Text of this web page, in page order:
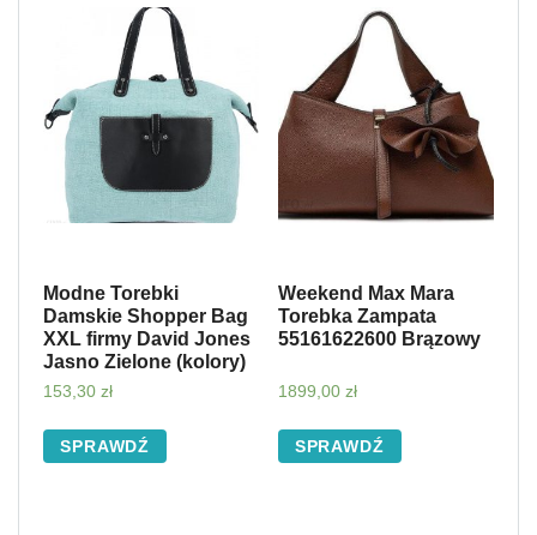
Modne Torebki
Damskie Shopper Bag
XXL firmy David Jones
Jasno Zielone (kolory)
153,30 zł
SPRAWDŹ
Weekend Max Mara
Torebka Zampata
55161622600 Brązowy
1899,00 zł
SPRAWDŹ